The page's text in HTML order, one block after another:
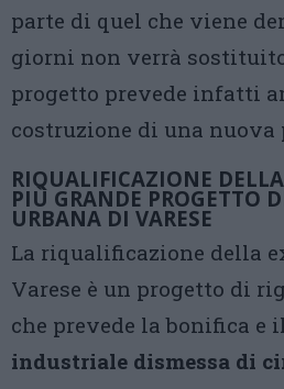
parte di quel che viene
giorni non verrà
progetto prevede infatti
costruzione di una nuova
RIQUALIFICAZIONE
PIÙ GRANDE PROGETTO
URBANA DI VARESE
La riqualificazione della
Varese è un progetto di
che prevede la bonifica e
industriale dismessa di